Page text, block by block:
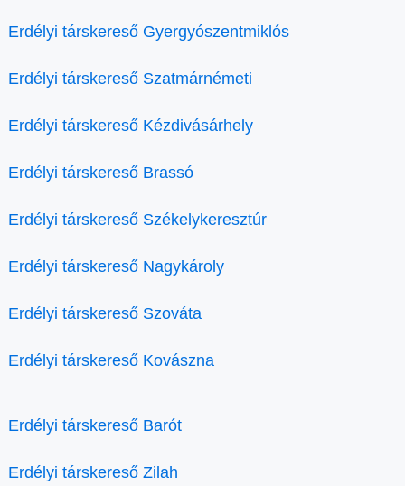
Erdélyi társkereső Gyergyószentmiklós
Erdélyi társkereső Szatmárnémeti
Erdélyi társkereső Kézdivásárhely
Erdélyi társkereső Brassó
Erdélyi társkereső Székelykeresztúr
Erdélyi társkereső Nagykároly
Erdélyi társkereső Szováta
Erdélyi társkereső Kovászna
Erdélyi társkereső Barót
Erdélyi társkereső Zilah